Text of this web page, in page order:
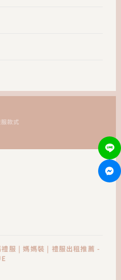
服款式
服 | 媽媽裝 | 禮服出租推薦 -